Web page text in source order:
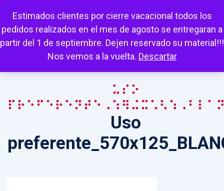
Estimados clientes por cierre vacacional todos los
pedidos realizados en el mes de agosto se entregaran a
partir del 1 de septiembre. Dejen reservado su material!!!
Nos vemos a la vuelta. Descartar
Mi cuenta Carrito Favoritos Escuchar
Uso
Uso